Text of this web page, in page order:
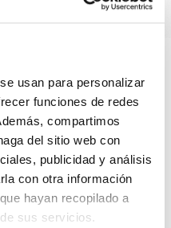
usan para personalizar
funciones de redes
compartimos
del sitio web con
publicidad y análisis
con otra información
hayan recopilado a
sus servicios.
por
de Inversiones de
España, en Hora 25 de